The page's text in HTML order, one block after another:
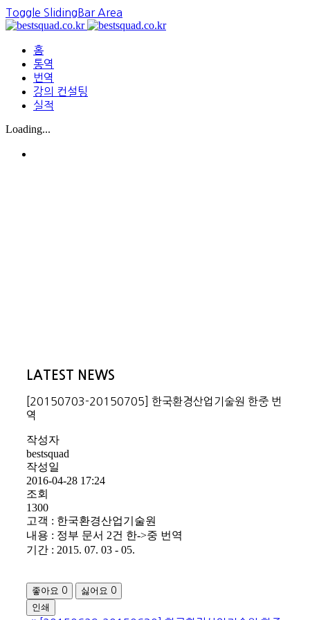
Toggle SlidingBar Area
홈
통역
번역
강의 컨설팅
실적
Loading...
LATEST NEWS
[20150703-20150705] 한국환경산업기술원 한중 번
역
작성자
bestsquad
작성일
2016-04-28 17:24
조회
1300
고객 : 한국환경산업기술원
내용 : 정부 문서 2건 한->중 번역
기간 : 2015. 07. 03 - 05.
좋아요 0 싫어요 0
인쇄